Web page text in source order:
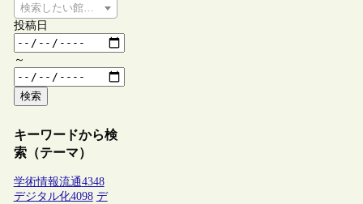
検索したい館種を選択してください
投稿日
～
検索
キーワードから検
索（テーマ）
学術情報流通4348
デジタル化4098 デ